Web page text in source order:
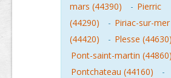
mars (44390)
- Pierric
(44290)
- Piriac-sur-mer
(44420)
- Plesse (44630)
Pont-saint-martin (44860)
Pontchateau (44160)
-